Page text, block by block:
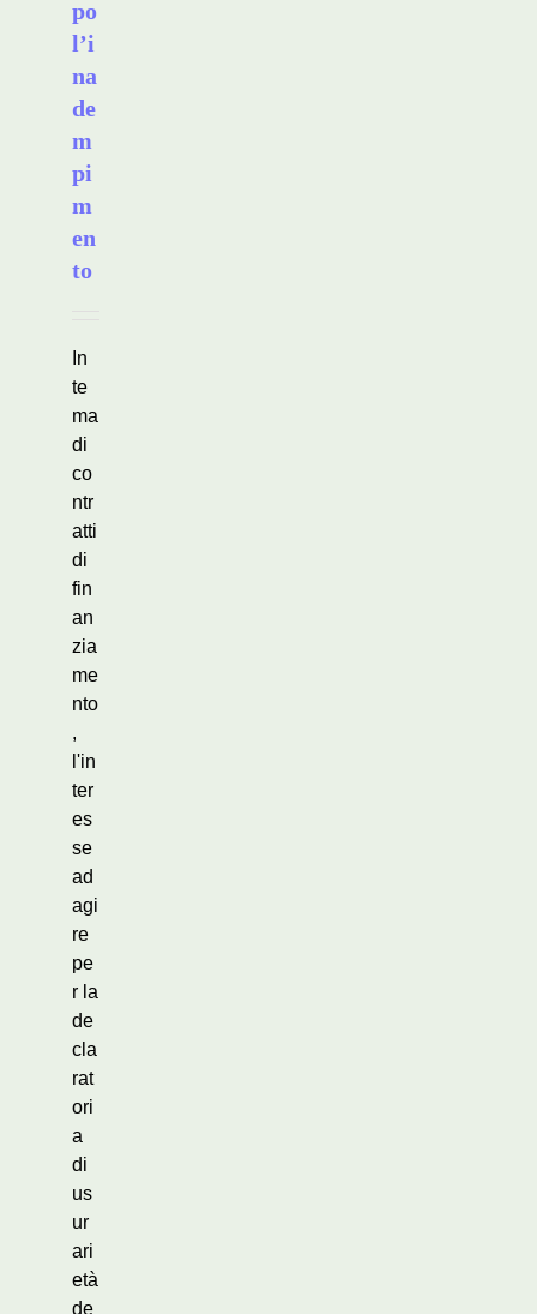
po
l’i
na
de
m
pi
m
en
to
In
te
ma
di
co
ntr
atti
di
fin
an
zia
me
nto
,
l'in
ter
es
se
ad
agi
re
pe
r la
de
cla
rat
ori
a
di
us
ur
ari
età
de